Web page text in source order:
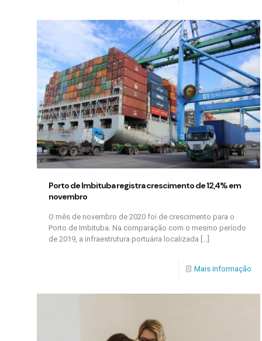
Porto de Imbituba registra crescimento de 12,4% em
novembro
O mês de novembro de 2020 foi de crescimento para o
Porto de Imbituba. Na comparação com o mesmo período
de 2019, a infraestrutura portuária localizada […]
Mais informação